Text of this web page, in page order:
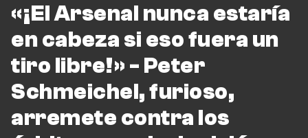
«¡El Arsenal nunca estaría
en cabeza si eso fuera un
tiro libre!» - Peter
Schmeichel, furioso,
arremete contra los